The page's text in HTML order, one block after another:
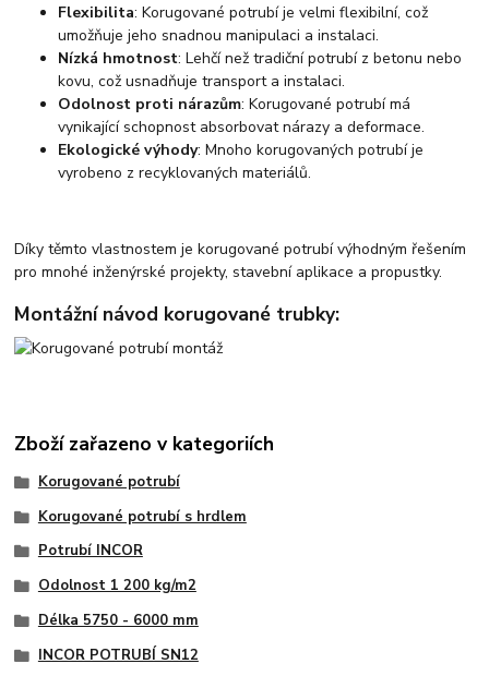
Flexibilita: Korugované potrubí je velmi flexibilní, což
umožňuje jeho snadnou manipulaci a instalaci.
Nízká hmotnost: Lehčí než tradiční potrubí z betonu nebo
kovu, což usnadňuje transport a instalaci.
Odolnost proti nárazům: Korugované potrubí má
vynikající schopnost absorbovat nárazy a deformace.
Ekologické výhody: Mnoho korugovaných potrubí je
vyrobeno z recyklovaných materiálů.
Díky těmto vlastnostem je korugované potrubí výhodným řešením
pro mnohé inženýrské projekty, stavební aplikace a propustky.
Montážní návod korugované trubky:
Zboží zařazeno v kategoriích
Korugované potrubí
Korugované potrubí s hrdlem
Potrubí INCOR
Odolnost 1 200 kg/m2
Délka 5750 - 6000 mm
INCOR POTRUBÍ SN12